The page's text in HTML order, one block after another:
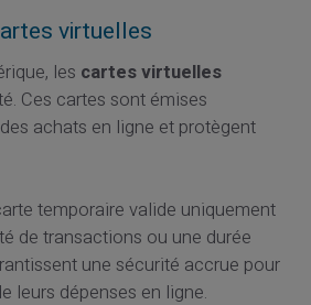
virtuelles
les cartes virtuelles
Ces cartes sont émises
achats en ligne et protègent
temporaire valide uniquement
de transactions ou une durée
une sécurité accrue pour
leurs dépenses en ligne.